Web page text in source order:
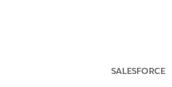
SALESFORCE